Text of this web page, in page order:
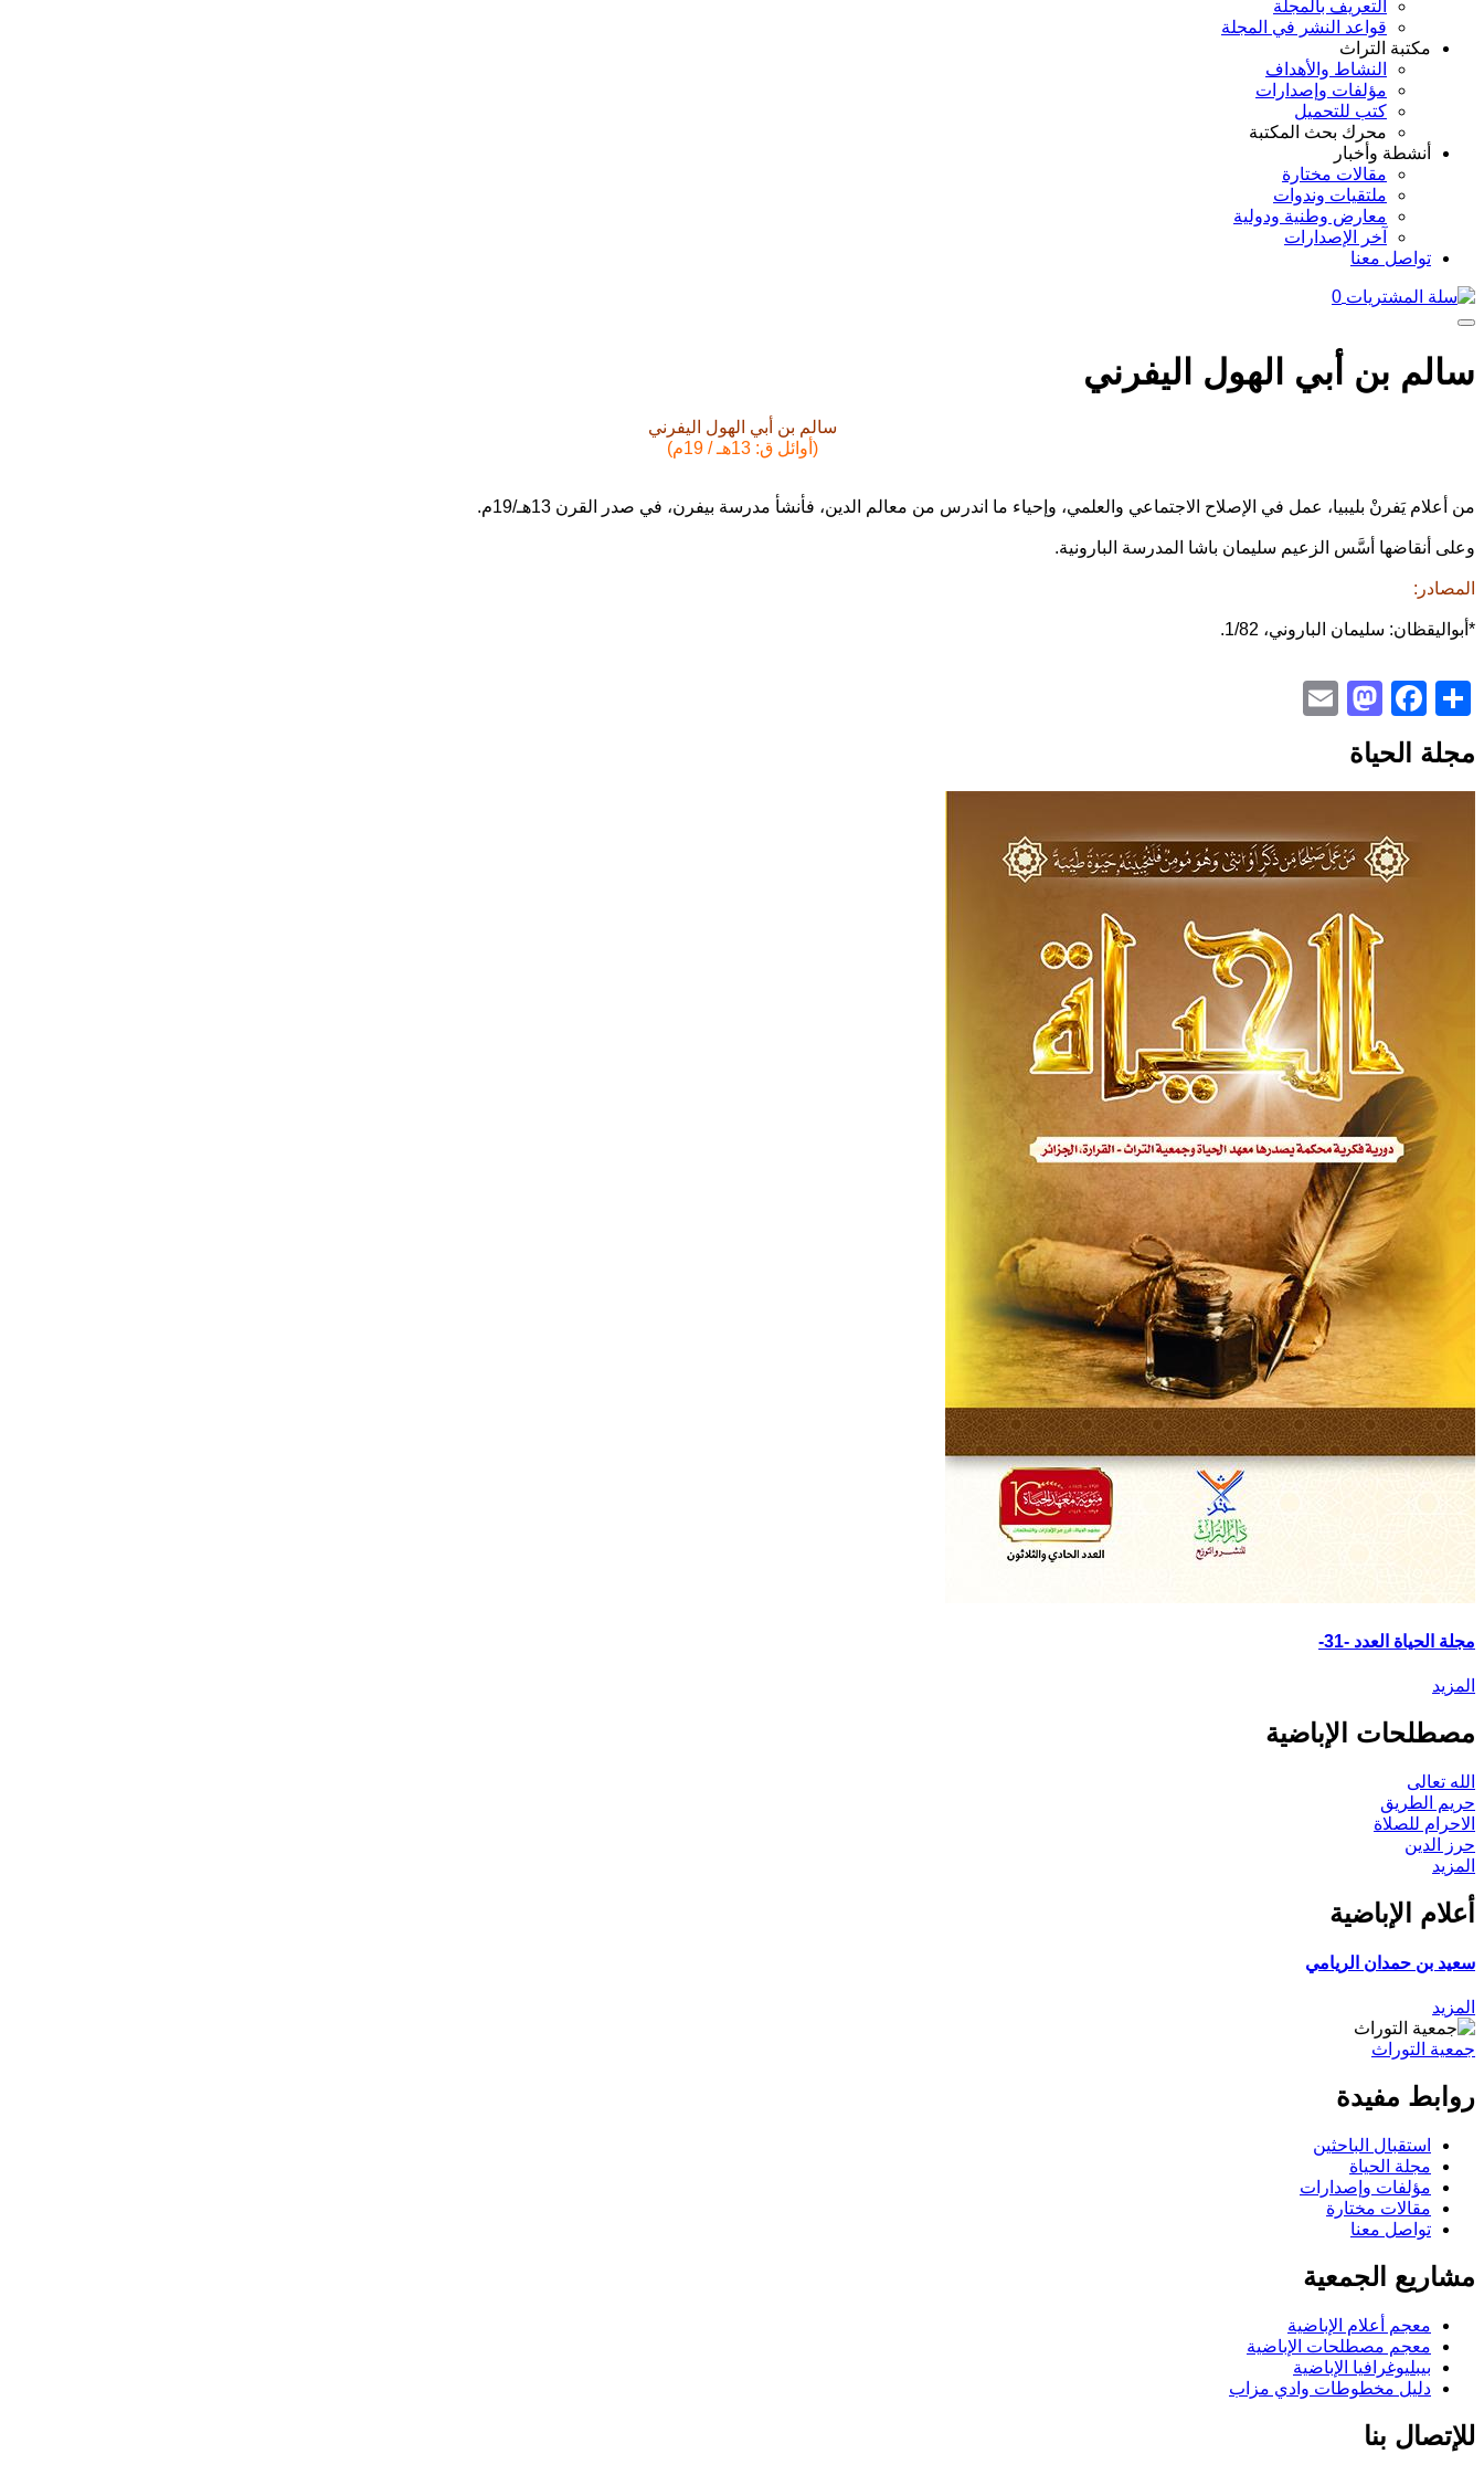
التعريف بالمجلة
قواعد النشر في المجلة
مكتبة التراث
النشاط والأهداف
مؤلفات وإصدارات
كتب للتحميل
محرك بحث المكتبة
أنشطة وأخبار
مقالات مختارة
ملتقيات وندوات
معارض وطنية ودولية
آخر الإصدارات
تواصل معنا
0
سالم بن أبي الهول اليفرني
سالم بن أبي الهول اليفرني
(أوائل ق: 13هـ / 19م)
من أعلام يَفرنْ بليبيا، عمل في الإصلاح الاجتماعي والعلمي، وإحياء ما اندرس من معالم الدين، فأنشأ مدرسة بيفرن، في صدر القرن 13هـ/19م.
وعلى أنقاضها أسَّس الزعيم سليمان باشا المدرسة البارونية.
المصادر:
*أبواليقظان: سليمان الباروني، 1/82.
Share
Facebook
Mastodon
مجلة الحياة
مجلة الحياة العدد -31-
المزيد
مصطلحات الإباضية
الله تعالى
حريم الطريق
الاحرام للصلاة
حرز الدين
المزيد
أعلام الإباضية
سعيد بن حمدان الريامي
المزيد
جمعية التوراث
روابط مفيدة
استقبال الباحثين
مجلة الحياة
مؤلفات وإصدارات
مقالات مختارة
تواصل معنا
مشاريع الجمعية
معجم أعلام الإباضية
معجم مصطلحات الإباضية
بيبليوغرافيا الإباضية
دليل مخطوطات وادي مزاب
للإتصال بنا